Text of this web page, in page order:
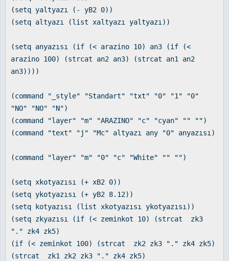
(setq yaltyazı (- yB2 0))
(setq altyazı (list xaltyazı yaltyazı))
(setq anyazısı (if (< arazino 10) an3 (if (<
arazino 100) (strcat an2 an3) (strcat an1 an2
an3))))
(command "_style" "Standart" "txt" "0" "1" "0"
"NO" "NO" "N")
(command "layer" "m" "ARAZINO" "c" "cyan" "" "")
(command "text" "j" "Mc" altyazı any "0" anyazısı)
(command "layer" "m" "0" "c" "White" "" "")
(setq xkotyazısı (+ xB2 0))
(setq ykotyazısı (+ yB2 8.12))
(setq kotyazısı (list xkotyazısı ykotyazısı))
(setq zkyazısı (if (< zeminkot 10) (strcat zk3
"." zk4 zk5)
(if (< zeminkot 100) (strcat zk2 zk3 "." zk4 zk5)
(strcat zk1 zk2 zk3 "." zk4 zk5)